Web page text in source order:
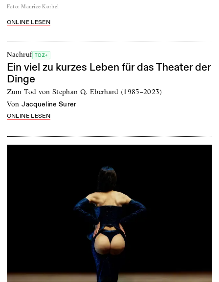
Foto: Maurice Korbel
ONLINE LESEN
Nachruf TDZ+
Ein viel zu kurzes Leben für das Theater der
Dinge
Zum Tod von Stephan Q. Eberhard (1985–2023)
von Jacqueline Surer
ONLINE LESEN